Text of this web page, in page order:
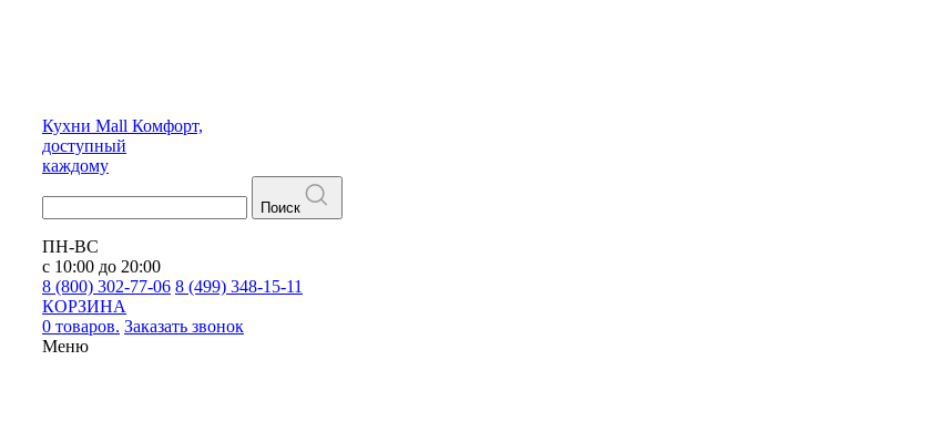
Кухни Mall Комфорт,
доступный
каждому
Поиск
ПН-ВС
с 10:00 до 20:00
8 (800) 302-77-06 8 (499) 348-15-11
КОРЗИНА
0 товаров. Заказать звонок
Меню